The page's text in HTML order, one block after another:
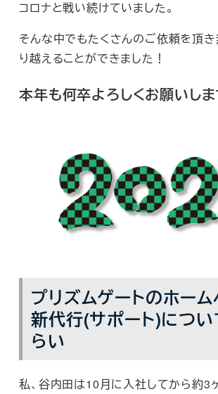
コロナと戦い続けていました。
そんな中でもたくさんのご依頼を頂
り越えることができました！
本年も何卒よろしくお願いしま
プリズムゲートのホー
新代行(サポート)につ
らい
私、谷内田は10月に入社してから約3